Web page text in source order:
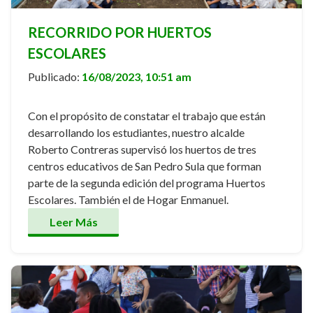
RECORRIDO POR HUERTOS
ESCOLARES
Publicado: 16/08/2023, 10:51 am
Con el propósito de constatar el trabajo que están
desarrollando los estudiantes, nuestro alcalde
Roberto Contreras supervisó los huertos de tres
centros educativos de San Pedro Sula que forman
parte de la segunda edición del programa Huertos
Escolares. También el de Hogar Enmanuel.
Leer Más